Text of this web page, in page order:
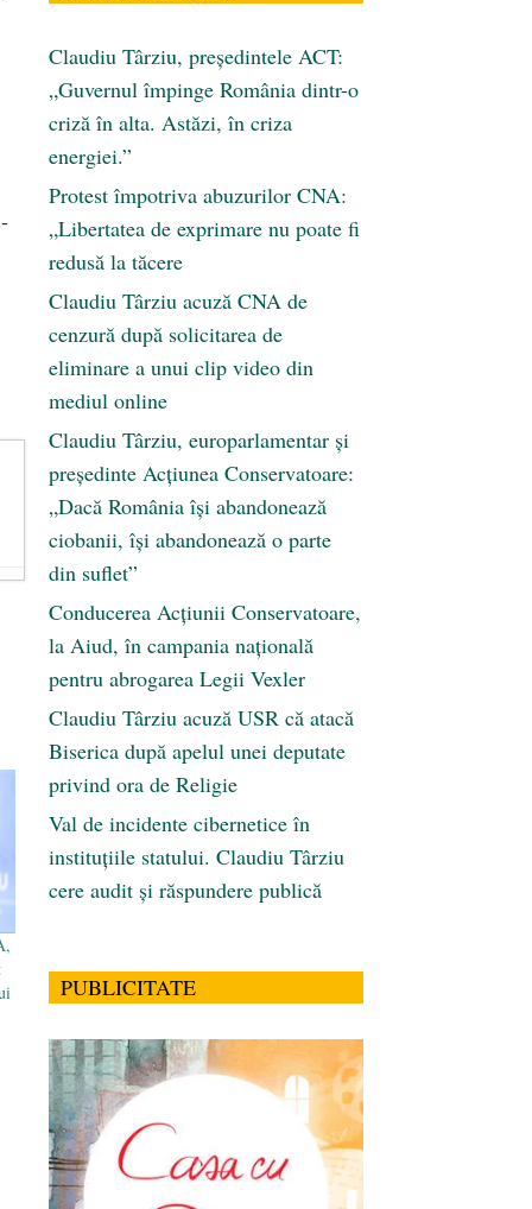
Claudiu Târziu, președintele ACT:
„Guvernul împinge România dintr-o
criză în alta. Astăzi, în criza
energiei.”
Protest împotriva abuzurilor CNA:
„Libertatea de exprimare nu poate fi
redusă la tăcere
Claudiu Târziu acuză CNA de
cenzură după solicitarea de
eliminare a unui clip video din
mediul online
Claudiu Târziu, europarlamentar și
președinte Acțiunea Conservatoare:
„Dacă România își abandonează
ciobanii, își abandonează o parte
din suflet”
Conducerea Acțiunii Conservatoare,
la Aiud, în campania națională
pentru abrogarea Legii Vexler
Claudiu Târziu acuză USR că atacă
Biserica după apelul unei deputate
privind ora de Religie
Val de incidente cibernetice în
instituțiile statului. Claudiu Târziu
cere audit și răspundere publică
PUBLICITATE